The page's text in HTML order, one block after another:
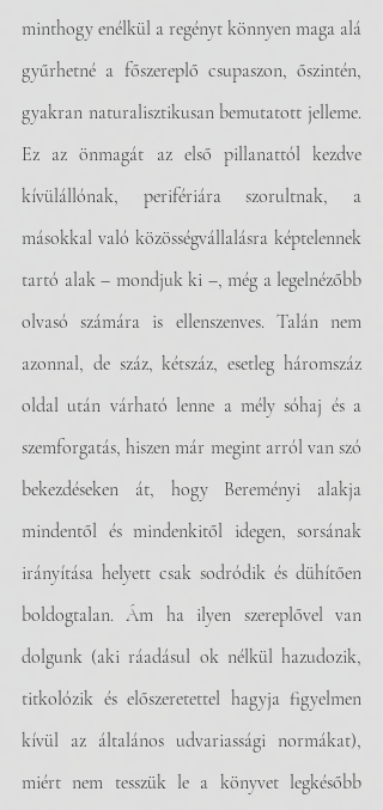
minthogy enélkül a regényt könnyen maga alá
gyűrhetné a főszereplő csupaszon, őszintén,
gyakran naturalisztikusan bemutatott jelleme.
Ez az önmagát az első pillanattól kezdve
kívülállónak, perifériára szorultnak, a
másokkal való közösségvállalásra képtelennek
tartó alak – mondjuk ki –, még a legelnézőbb
olvasó számára is ellenszenves. Talán nem
azonnal, de száz, kétszáz, esetleg háromszáz
oldal után várható lenne a mély sóhaj és a
szemforgatás, hiszen már megint arról van szó
bekezdéseken át, hogy Bereményi alakja
mindentől és mindenkitől idegen, sorsának
irányítása helyett csak sodródik és dühítően
boldogtalan. Ám ha ilyen szereplővel van
dolgunk (aki ráadásul ok nélkül hazudozik,
titkolózik és előszeretettel hagyja figyelmen
kívül az általános udvariassági normákat),
miért nem tesszük le a könyvet legkésőbb